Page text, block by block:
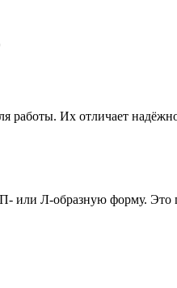
работы. Их отличает
или Л-образную форму. Это